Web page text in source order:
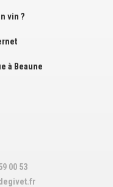
vin ?
à Beaune
00 53